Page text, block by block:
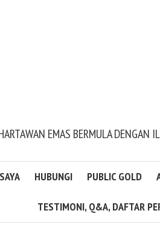
EMAS BERMULA DENGAN
HUBUNGI PUBLIC GOLD
TESTIMONI, Q&A, DAFTAR